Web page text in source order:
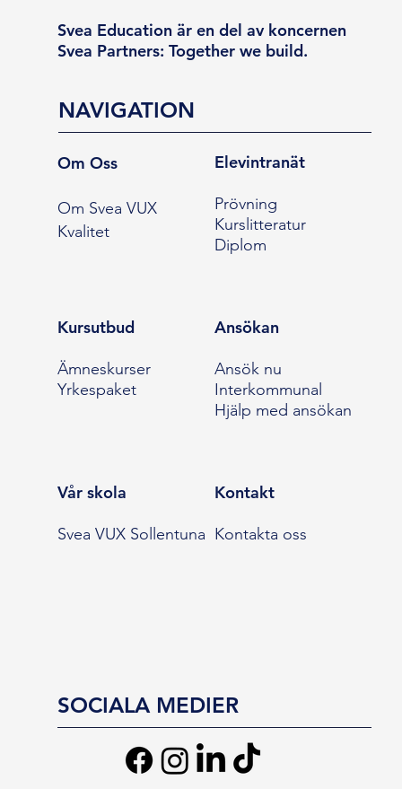
Svea Education är en del av koncernen
Svea Partners: Together we build.
NAVIGATION
Om Oss
Om Svea VUX
Kvalitet
Elevintranät
Prövning
Kurslitteratur
Diplom
Kursutbud
Ämneskurser
Yrkespaket
Ansökan
Ansök nu
Interkommunal
Hjälp med ansökan
Vår skola
Svea VUX Sollentuna
Kontakt
Kontakta oss
SOCIALA MEDIER